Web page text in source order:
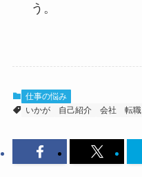
う。
仕事の悩み
いかが
自己紹介 会社 転職